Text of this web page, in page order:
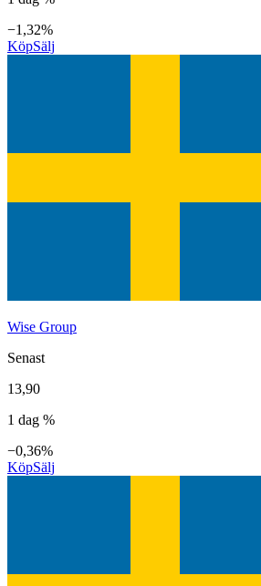
−1,32%
KöpSälj
Wise Group
Senast
13,90
1 dag %
−0,36%
KöpSälj